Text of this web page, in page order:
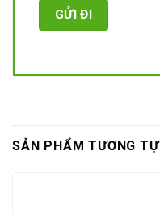
SẢN PHẨM TƯƠNG TỰ